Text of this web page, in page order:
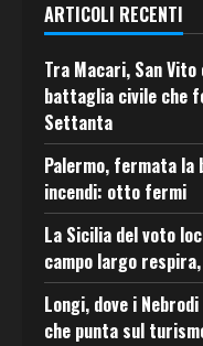
ARTICOLI RECENTI
Tra Macari, San
battaglia civile che
Settanta
Palermo, fermata la
incendi: otto fermi
La Sicilia del voto
campo largo
Longi, dove i
che punta sul